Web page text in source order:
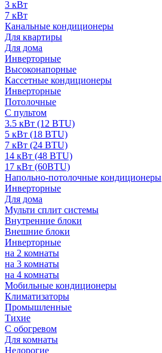
3 кВт
7 кВт
Канальные кондиционеры
Для квартиры
Для дома
Инверторные
Высоконапорные
Кассетные кондиционеры
Инверторные
Потолочные
С пультом
3.5 кВт (12 BTU)
5 кВт (18 BTU)
7 кВт (24 BTU)
14 кВт (48 BTU)
17 кВт (60BTU)
Напольно-потолочные кондиционеры
Инверторные
Для дома
Мульти сплит системы
Внутренние блоки
Внешние блоки
Инверторные
на 2 комнаты
на 3 комнаты
на 4 комнаты
Мобильные кондиционеры
Климатизаторы
Промышленные
Тихие
С обогревом
Для комнаты
Недорогие